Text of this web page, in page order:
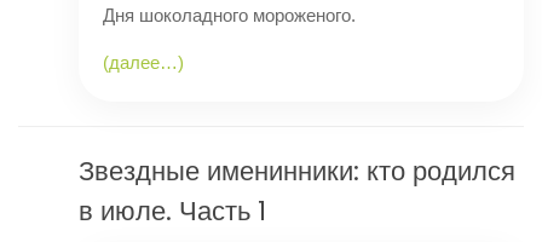
Дня шоколадного мороженого.
(далее…)
Звездные именинники: кто родился
в июле. Часть 1